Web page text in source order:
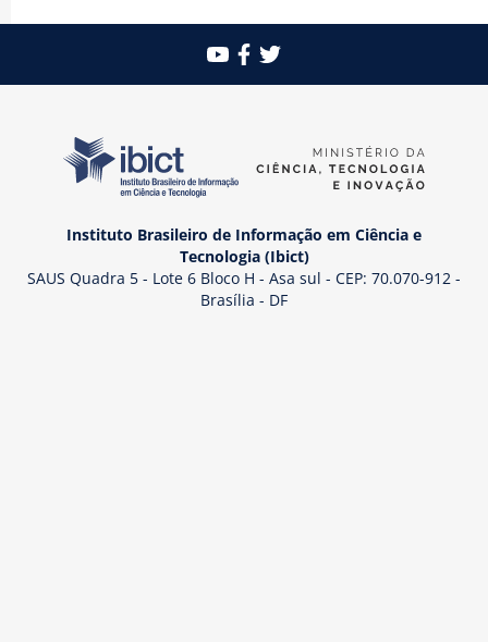
Instituto Brasileiro de Informação em Ciência e
Tecnologia (Ibict)
SAUS Quadra 5 - Lote 6 Bloco H - Asa sul - CEP: 70.070-912 -
Brasília - DF